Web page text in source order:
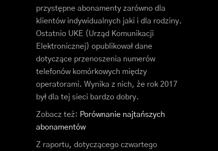
przystępne abonamenty zarówno dla
klientów indywidualnych jaki i dla rodziny.
Ostatnio UKE (Urząd Komunikacji
Elektronicznej) opublikował dane
dotyczące przenoszenia numerów
telefonów komórkowych między
operatorami. Wynika z nich, że rok 2017
był dla tej sieci bardzo dobry.
Zobacz też: Porównanie najtańszych
abonamentów
Z raportu, dotyczącego czwartego